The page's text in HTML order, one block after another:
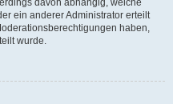
ein anderer Administrator erteilt
haben,
wurde.